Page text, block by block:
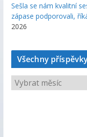
Sešla se nám kvalitní
zápase podporovali,
2026
Všechny
š